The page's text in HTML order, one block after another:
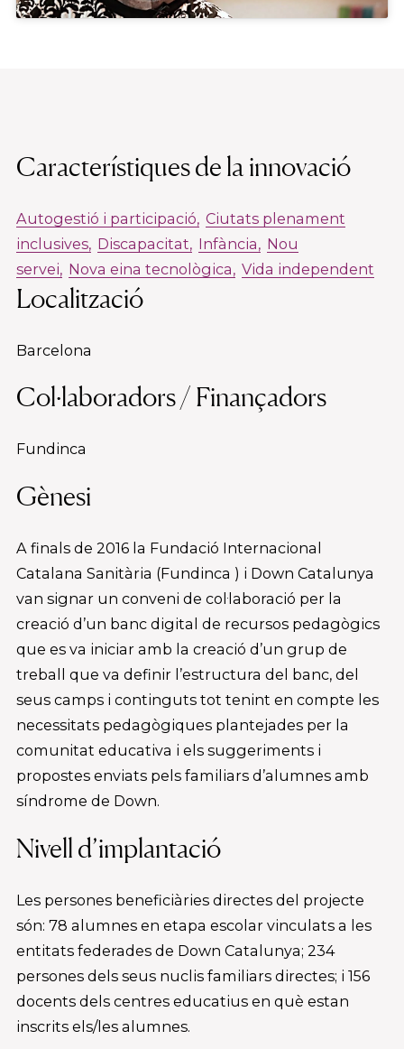
Característiques de la innovació
Autogestió i participació Ciutats plenament
inclusives Discapacitat Infància
Nou
servei Nova eina tecnològica Vida independent
Localització
Barcelona
Col·laboradors / Finançadors
Fundinca
Gènesi
A finals de 2016 la Fundació Internacional
Catalana Sanitària (Fundinca ) i Down Catalunya
van signar un conveni de col·laboració per la
creació d’un banc digital de recursos pedagògics
que es va iniciar amb la creació d’un grup de
treball que va definir l’estructura del banc, del
seus camps i continguts tot tenint en compte les
necessitats pedagògiques plantejades per la
comunitat educativa i els suggeriments i
propostes enviats pels familiars d’alumnes amb
síndrome de Down.
Nivell d’implantació
Les persones beneficiàries directes del projecte
són: 78 alumnes en etapa escolar vinculats a les
entitats federades de Down Catalunya; 234
persones dels seus nuclis familiars directes; i 156
docents dels centres educatius en què estan
inscrits els/les alumnes.